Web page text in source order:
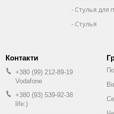
Стулья для
Стулья
+380 (99) 212-89-19
Vodafone
+380 (93) 539-92-38
life:)